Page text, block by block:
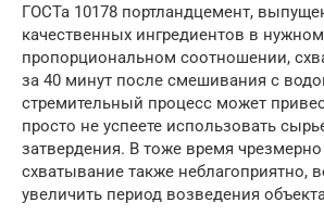
ГОСТа 10178 портландцемент,
качественных ингредиентов в нужном
пропорциональном соотношении,
за 40 минут после смешивания с
стремительный процесс может
просто не успеете использовать
затвердения. В тоже время
схватывание также неблагоприятно,
увеличить период возведения